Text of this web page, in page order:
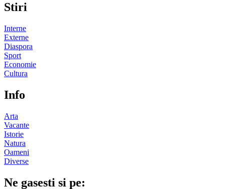
Stiri
Interne
Externe
Diaspora
Sport
Economie
Cultura
Info
Arta
Vacante
Istorie
Natura
Oameni
Diverse
Ne gasesti si pe: